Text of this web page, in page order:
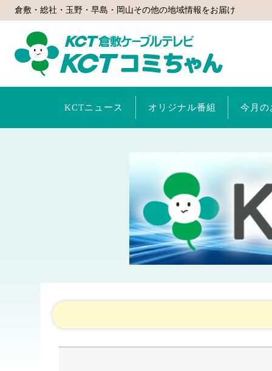
倉敷・総社・玉野・早島・岡山その他の地域情報をお届け
KCTニュース オリジナル番組 今月の